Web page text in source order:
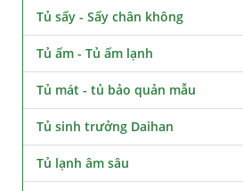
Tủ sấy - Sấy chân không
Tủ ấm - Tủ ấm lạnh
Tủ mát - tủ bảo quản mẫu
Tủ sinh trưởng Daihan
Tủ lạnh âm sâu